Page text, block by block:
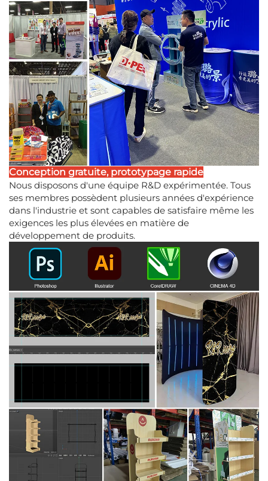
Conception gratuite, prototypage rapide
Nous disposons d'une équipe R&D expérimentée. Tous
ses membres possèdent plusieurs années d'expérience
dans l'industrie et sont capables de satisfaire même les
exigences les plus élevées en matière de
développement de produits.